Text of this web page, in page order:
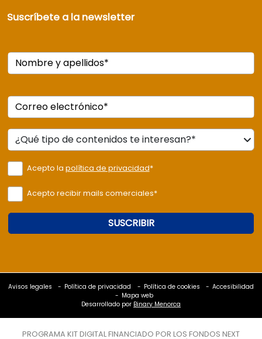
Suscríbete a la newsletter
Nombre y apellidos*
Correo electrónico*
Acepto la política de privacidad*
Acepto recibir mails comerciales*
SUSCRIBIR
Avisos legales Política de privacidad Política de cookies
Accesibilidad
Mapa web
Desarrollado por Binary Menorca
PROGRAMA KIT DIGITAL FINANCIADO POR LOS FONDOS NEXT